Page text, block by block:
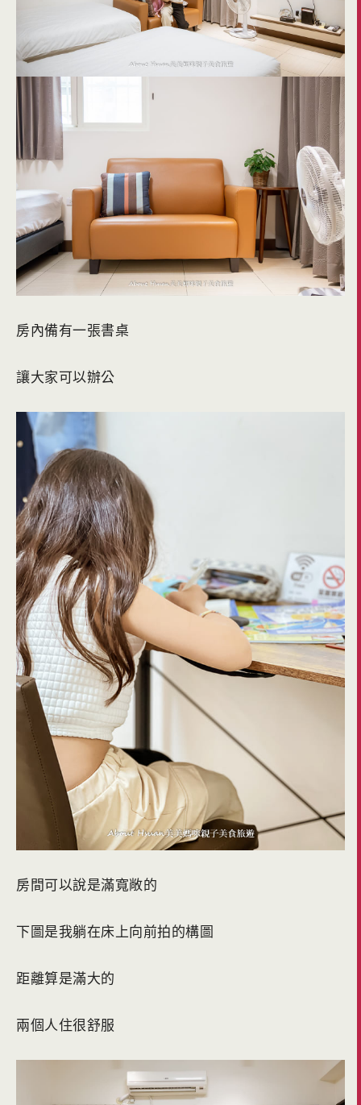
房內備有一張書桌
讓大家可以辦公
房間可以說是滿寬敞的
下圖是我躺在床上向前拍的構圖
距離算是滿大的
兩個人住很舒服